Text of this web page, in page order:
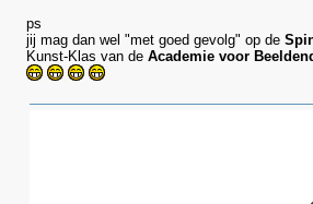
ps
jij mag dan wel "met goed gevolg" op de
Kunst-Klas van de Academie voor